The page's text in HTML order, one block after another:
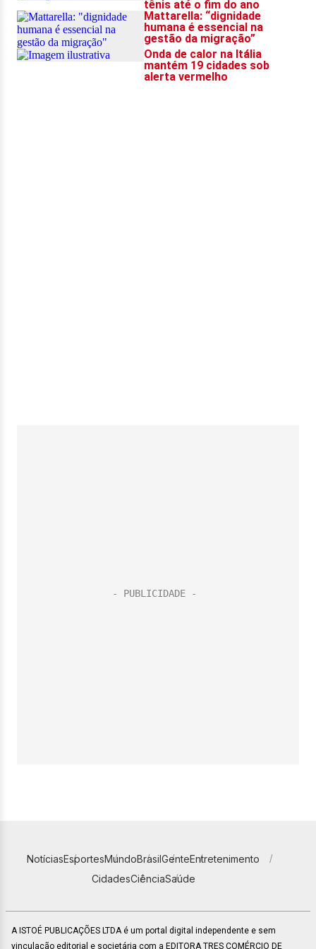
NotíciasEsportesMundoBrasilGenteEntretenimento
CidadesCiênciaSaúde
A ISTOÉ PUBLICAÇÕES LTDA é um portal digital independente e sem
vinculação editorial e societária com a EDITORA TRES COMÉRCIO DE